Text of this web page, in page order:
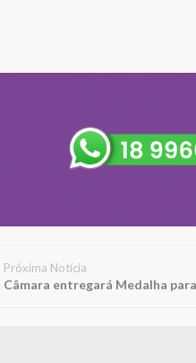
Próxima Notícia